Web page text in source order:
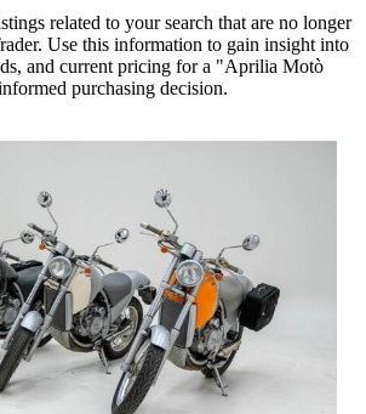
related to your search that are no longer
Use this information to gain insight into
and current pricing for a "Aprilia Motò
purchasing decision.